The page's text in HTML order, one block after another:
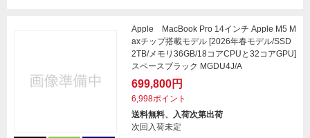
Apple MacBook Pro 14インチ Apple M5 M
axチップ搭載モデル [2026年春モデル/SSD
2TB/メモリ36GB/18コアCPUと32コアGPU]
スペースブラック MGDU4J/A
699,800円
6,998ポイント
送料無料、入荷次第出荷
次回入荷未定